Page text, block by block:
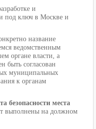
и
под ключ в Москве и
название
ведомственным
органе власти, а
быть согласован
муниципальных
к органам
безопасности места
выполнены на должном